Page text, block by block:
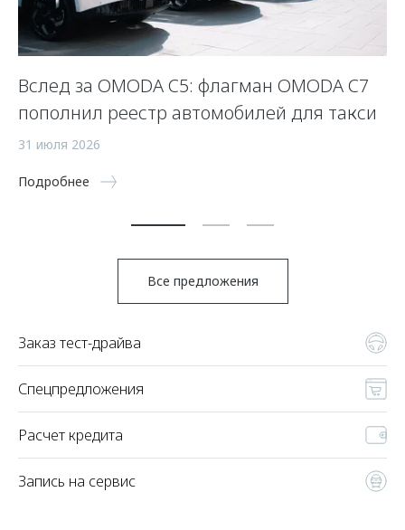
Вслед за OMODA C5: флагман OMODA C7
пополнил реестр автомобилей для такси
31 июля 2026
Подробнее
Все предложения
Заказ тест-драйва
Спецпредложения
Расчет кредита
Запись на сервис